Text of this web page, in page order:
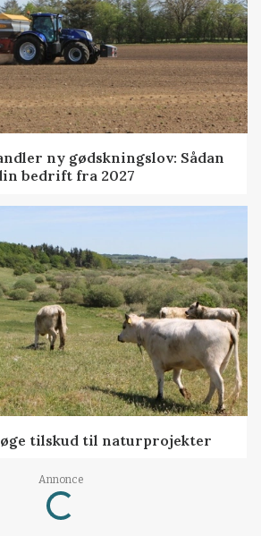
ny gødskningslov: Sådan
bedrift fra 2027
tilskud til naturprojekter
Annonce
Loading...